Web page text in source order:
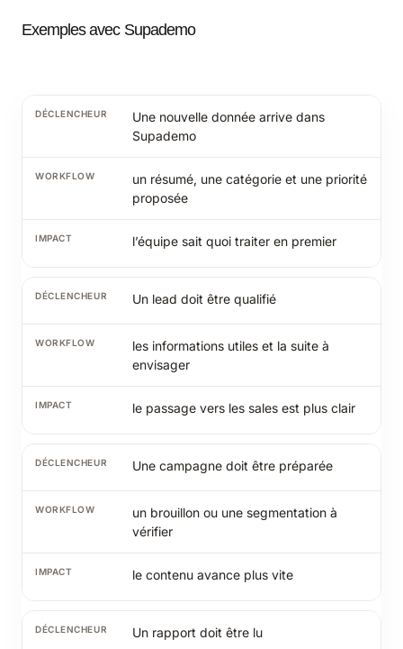
Exemples avec Supademo
Une nouvelle donnée arrive dans
Supademo
un résumé, une catégorie et une priorité
proposée
l’équipe sait quoi traiter en premier
Un lead doit être qualifié
les informations utiles et la suite à
envisager
le passage vers les sales est plus clair
Une campagne doit être préparée
un brouillon ou une segmentation à
vérifier
le contenu avance plus vite
Un rapport doit être lu